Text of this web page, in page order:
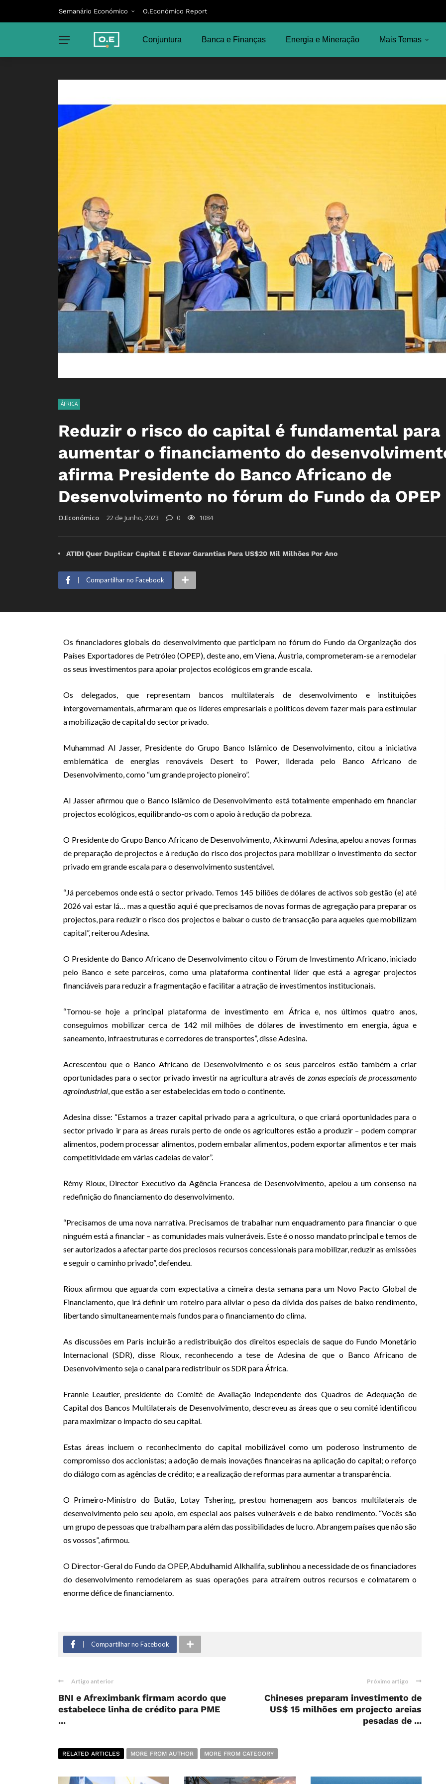
Semanário Económico O.Económico Report
Conjuntura Banca e Finanças Energia e Mineração Mais Temas
ÁFRICA
Reduzir o risco do capital é fundamental para
aumentar o financiamento do
afirma Presidente do Banco Africano de
Desenvolvimento no fórum do Fundo da OPEP
O.Económico 22 de Junho, 2023 0 1084
ATIDI Quer Duplicar Capital E Elevar Garantias Para US$20 Mil Milhões Por Ano
Compartilhar no Facebook
Os financiadores globais do desenvolvimento que participam no fórum do Fundo da Organização dos
Países Exportadores de Petróleo (OPEP), deste ano, em Viena, Áustria, comprometeram-se a remodelar
os seus investimentos para apoiar projectos ecológicos em grande escala.
Os delegados, que representam bancos multilaterais de desenvolvimento e instituições
intergovernamentais, afirmaram que os líderes empresariais e políticos devem fazer mais para estimular
a mobilização de capital do sector privado.
Muhammad Al Jasser, Presidente do Grupo Banco Islâmico de Desenvolvimento, citou a iniciativa
emblemática de energias renováveis Desert to Power, liderada pelo Banco Africano de
Desenvolvimento, como “um grande projecto pioneiro”.
Al Jasser afirmou que o Banco Islâmico de Desenvolvimento está totalmente empenhado em financiar
projectos ecológicos, equilibrando-os com o apoio à redução da pobreza.
O Presidente do Grupo Banco Africano de Desenvolvimento, Akinwumi Adesina, apelou a novas formas
de preparação de projectos e à redução do risco dos projectos para mobilizar o investimento do sector
privado em grande escala para o desenvolvimento sustentável.
“Já percebemos onde está o sector privado. Temos 145 biliões de dólares de activos sob gestão (e) até
2026 vai estar lá… mas a questão aqui é que precisamos de novas formas de agregação para preparar os
projectos, para reduzir o risco dos projectos e baixar o custo de transacção para aqueles que mobilizam
capital”, reiterou Adesina.
O Presidente do Banco Africano de Desenvolvimento citou o Fórum de Investimento Africano, iniciado
pelo Banco e sete parceiros, como uma plataforma continental líder que está a agregar projectos
financiáveis para reduzir a fragmentação e facilitar a atração de investimentos institucionais.
“Tornou-se hoje a principal plataforma de investimento em África e, nos últimos quatro anos,
conseguimos mobilizar cerca de 142 mil milhões de dólares de investimento em energia, água e
saneamento, infraestruturas e corredores de transportes”, disse Adesina.
Acrescentou que o Banco Africano de Desenvolvimento e os seus parceiros estão também a criar
oportunidades para o sector privado investir na agricultura através de zonas especiais de processamento
agroindustrial, que estão a ser estabelecidas em todo o continente.
Adesina disse: “Estamos a trazer capital privado para a agricultura, o que criará oportunidades para o
sector privado ir para as áreas rurais perto de onde os agricultores estão a produzir – podem comprar
alimentos, podem processar alimentos, podem embalar alimentos, podem exportar alimentos e ter mais
competitividade em várias cadeias de valor”.
Rémy Rioux, Director Executivo da Agência Francesa de Desenvolvimento, apelou a um consenso na
redefinição do financiamento do desenvolvimento.
“Precisamos de uma nova narrativa. Precisamos de trabalhar num enquadramento para financiar o que
ninguém está a financiar – as comunidades mais vulneráveis. Este é o nosso mandato principal e temos de
ser autorizados a afectar parte dos preciosos recursos concessionais para mobilizar, reduzir as emissões
e seguir o caminho privado”, defendeu.
Rioux afirmou que aguarda com expectativa a cimeira desta semana para um Novo Pacto Global de
Financiamento, que irá definir um roteiro para aliviar o peso da dívida dos países de baixo rendimento,
libertando simultaneamente mais fundos para o financiamento do clima.
As discussões em Paris incluirão a redistribuição dos direitos especiais de saque do Fundo Monetário
Internacional (SDR), disse Rioux, reconhecendo a tese de Adesina de que o Banco Africano de
Desenvolvimento seja o canal para redistribuir os SDR para África.
Frannie Leautier, presidente do Comité de Avaliação Independente dos Quadros de Adequação de
Capital dos Bancos Multilaterais de Desenvolvimento, descreveu as áreas que o seu comité identificou
para maximizar o impacto do seu capital.
Estas áreas incluem o reconhecimento do capital mobilizável como um poderoso instrumento de
compromisso dos accionistas; a adoção de mais inovações financeiras na aplicação do capital; o reforço
do diálogo com as agências de crédito; e a realização de reformas para aumentar a transparência.
O Primeiro-Ministro do Butão, Lotay Tshering, prestou homenagem aos bancos multilaterais de
desenvolvimento pelo seu apoio, em especial aos países vulneráveis e de baixo rendimento. “Vocês são
um grupo de pessoas que trabalham para além das possibilidades de lucro. Abrangem países que não são
os vossos”, afirmou.
O Director-Geral do Fundo da OPEP, Abdulhamid Alkhalifa, sublinhou a necessidade de os financiadores
do desenvolvimento remodelarem as suas operações para atraírem outros recursos e colmatarem o
enorme défice de financiamento.
Compartilhar no Facebook
Artigo anterior
BNI e Afreximbank firmam acordo que
estabelece linha de crédito para PME
...
Próximo artigo
Chineses preparam investimento de
US$ 15 milhões em projecto areias
pesadas de ...
RELATED ARTICLES MORE FROM AUTHOR MORE FROM CATEGORY